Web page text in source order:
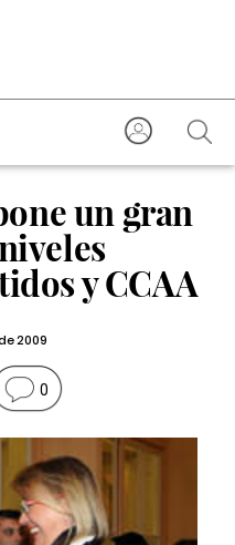
un gran
y CCAA
2009
0